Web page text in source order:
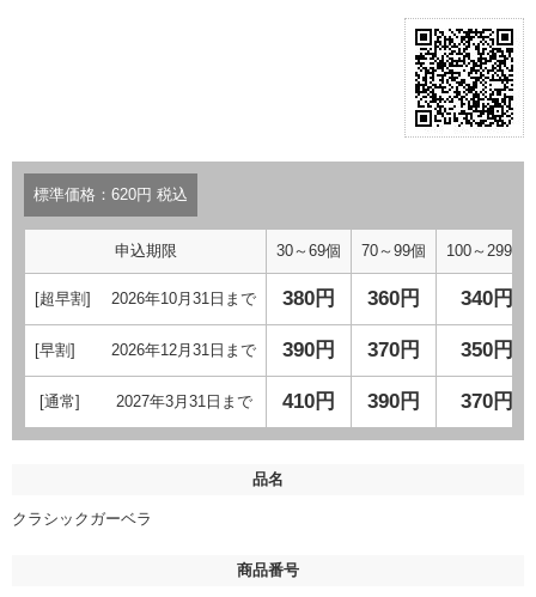
標準価格：620円 税込
申込期限 30～69個 70～99個 100～299個
[超早割] 2026年10月31日まで 380円 360円 340円
[早割] 2026年12月31日まで 390円 370円 350円
[通常] 2027年3月31日まで 410円 390円 370円
品名
クラシックガーベラ
商品番号